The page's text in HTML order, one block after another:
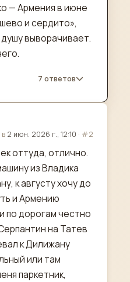
— Армения в июне
и сердито»,
выворачивает.
7 ответов
2 июн. 2026 г., 12:10 · #2
оттуда, отлично.
из Владика
к августу хочу до
и Армению
по дорогам честно
на Татев
к Дилижану
или там
паркетник,